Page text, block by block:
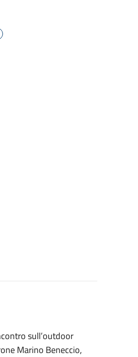
sull’outdoor
Marino Beneccio,